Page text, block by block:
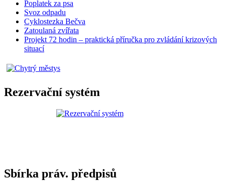
Poplatek za psa
Svoz odpadu
Cyklostezka Bečva
Zatoulaná zvířata
Projekt 72 hodin – praktická příručka pro zvládání krizových
situací
Rezervační systém
Sbírka práv. předpisů